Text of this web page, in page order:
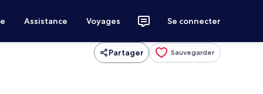
Assistance Voyages Se connecter
Partager Sauvegarder